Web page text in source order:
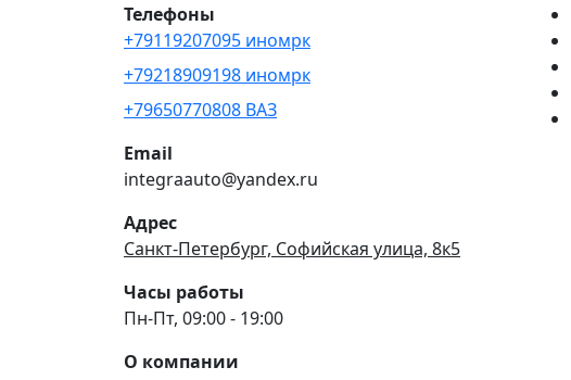
Телефоны
+79119207095 иномрк
+79218909198 иномрк
+79650770808 ВАЗ
Email
integraauto@yandex.ru
Адрес
Санкт-Петербург, Софийская улица, 8к5
Часы работы
Пн-Пт, 09:00 - 19:00
О компании